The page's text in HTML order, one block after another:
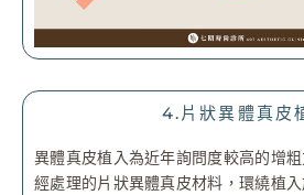
4.片狀異體真皮
異體真皮植入為近年詢問度較高的增
經處理的片狀異體真皮材料，環繞植